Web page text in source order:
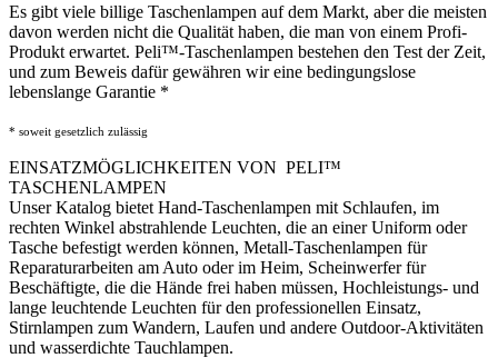
Es gibt viele billige Taschenlampen auf dem Markt, aber die meisten
davon werden nicht die Qualität haben, die man von einem Profi-
Produkt erwartet. Peli™-Taschenlampen bestehen den Test der Zeit,
und zum Beweis dafür gewähren wir eine bedingungslose
lebenslange Garantie *
* soweit gesetzlich zulässig
EINSATZMÖGLICHKEITEN VON PELI™
TASCHENLAMPEN
Unser Katalog bietet Hand-Taschenlampen mit Schlaufen, im
rechten Winkel abstrahlende Leuchten, die an einer Uniform oder
Tasche befestigt werden können, Metall-Taschenlampen für
Reparaturarbeiten am Auto oder im Heim, Scheinwerfer für
Beschäftigte, die die Hände frei haben müssen, Hochleistungs- und
lange leuchtende Leuchten für den professionellen Einsatz,
Stirnlampen zum Wandern, Laufen und andere Outdoor-Aktivitäten
und wasserdichte Tauchlampen.